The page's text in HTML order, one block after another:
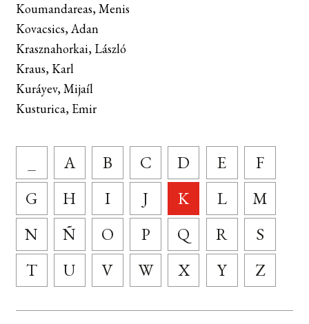
Koumandareas, Menis
Kovacsics, Adan
Krasznahorkai, László
Kraus, Karl
Kuráyev, Mijaíl
Kusturica, Emir
A B C D E
F
G
H I J K L
M
N
Ñ O P Q R
S
T
U V W X Y Z